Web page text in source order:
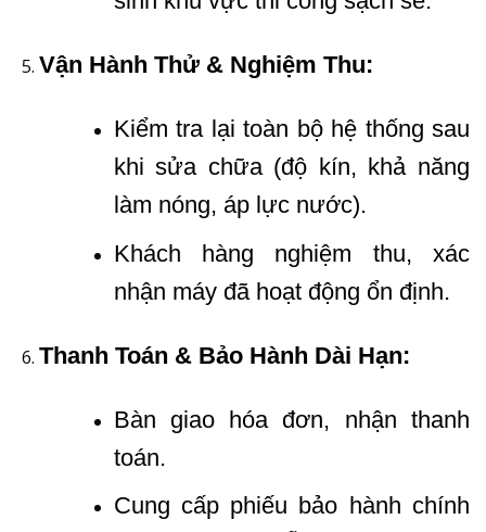
Vận Hành Thử & Nghiệm Thu:
Kiểm tra lại toàn bộ hệ thống sau
khi sửa chữa (độ kín, khả năng
làm nóng, áp lực nước).
Khách hàng nghiệm thu, xác
nhận máy đã hoạt động ổn định.
Thanh Toán & Bảo Hành Dài Hạn:
Bàn giao hóa đơn, nhận thanh
toán.
Cung cấp phiếu bảo hành chính